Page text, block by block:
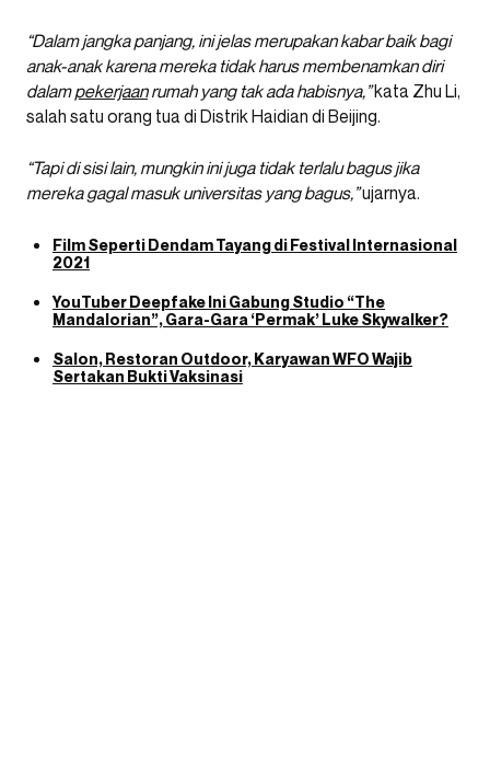
“Dalam jangka panjang, ini jelas merupakan kabar baik bagi
anak-anak karena mereka tidak harus membenamkan diri
dalampekerjaanrumah yang tak ada habisnya,”kata Zhu Li,
salah satu orang tua di Distrik Haidian di Beijing.
“Tapi di sisi lain, mungkin ini juga tidak terlalu bagus jika
mereka gagal masuk universitas yang bagus,”ujarnya.
Film Seperti Dendam Tayang di Festival Internasional
2021
YouTuber Deepfake Ini Gabung Studio “The
Mandalorian”, Gara-Gara ‘Permak’ Luke Skywalker?
Salon, Restoran Outdoor, Karyawan WFO Wajib
Sertakan Bukti Vaksinasi